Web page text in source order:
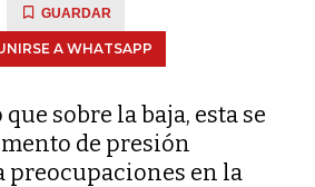
GUARDAR
A WHATSAPP
sobre la baja, esta se
de presión
preocupaciones en la